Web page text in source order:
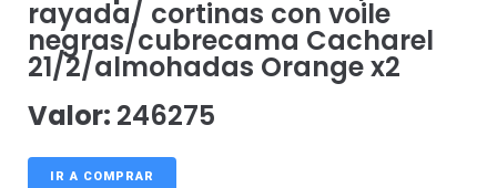
rayada/ cortinas con voile
negras/cubrecama Cacharel
21/2/almohadas Orange x2
Valor: 246275
IR A COMPRAR